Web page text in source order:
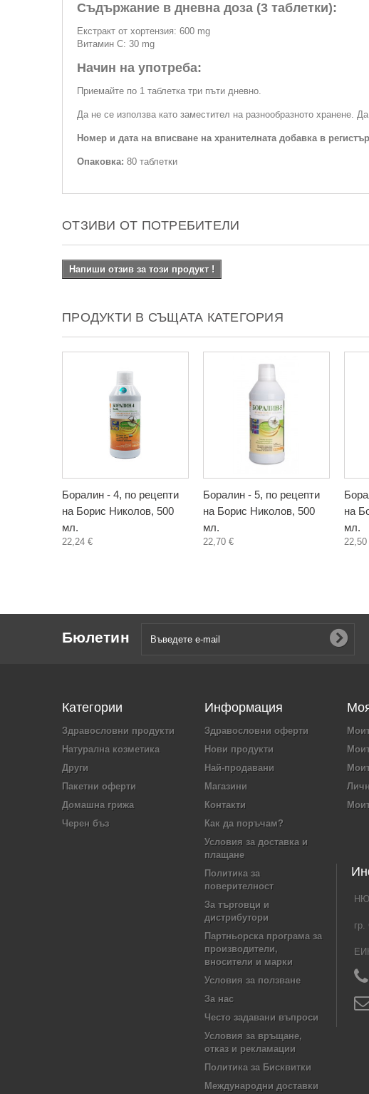
Съдържание в дневна доза (3 таблетки):
Екстракт от хортензия: 600 mg
Витамин С: 30 mg
Начин на употреба:
Приемайте по 1 таблетка три пъти дневно.
Да не се използва като заместител на разнообразното хранене.
Номер и дата на вписване на хранителната добавка в
Опаковка: 80 таблетки
ОТЗИВИ ОТ ПОТРЕБИТЕЛИ
Напиши отзив за този продукт !
ПРОДУКТИ В СЪЩАТА КАТЕГОРИЯ
Боралин - 4, по рецепти
на Борис Николов, 500
мл.
22,24 €
Боралин - 5, по рецепти
на Борис Николов, 500
мл.
22,70 €
на
мл.
22,50
Бюлетин
Категории
Здравословни продукти
Натурална козметика
Други
Пакетни оферти
Домашна грижа
Черен бъз
Информация
Здравословни оферти
Нови продукти
Най-продавани
Магазини
Контакти
Как да поръчам?
Условия за доставка и
плащане
Политика за
поверителност
За търговци и
дистрибутори
Партньорска програма за
производители,
вносители и марки
Условия за ползване
За нас
Често задавани въпроси
Условия за връщане,
отказ и рекламации
Политика за Бисквитки
Международни доставки